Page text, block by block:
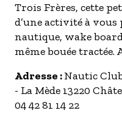
Trois Frères, cette
d’une activité à
nautique, wake
même bouée tractée.
Adresse :Nautic
- La Mède 13220
04 42 81 14 22